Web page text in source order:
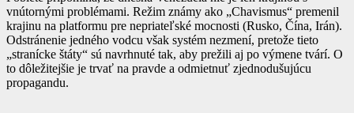
vnútornými problémami. Režim známy ako „Chavismus“ premenil
krajinu na platformu pre nepriateľské mocnosti (Rusko, Čína, Irán).
Odstránenie jedného vodcu však systém nezmení, pretože tieto
„stranícke štáty“ sú navrhnuté tak, aby prežili aj po výmene tvárí. O
to dôležitejšie je trvať na pravde a odmietnuť zjednodušujúcu
propagandu.